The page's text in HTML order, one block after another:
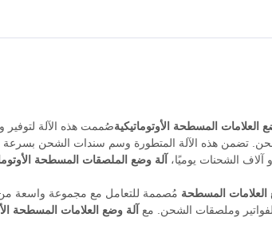
العلامات المسطحة الأوتوماتيكيةصُممت هذه الآلة
تضمن هذه الآلة المتطورة وسم سندات الشحن بسرعة
آلاف الشحنات يوميًا، آلة وضع الملصقات المسطحة
العلامات المسطحة مُصممة للتعامل مع مجموعة واسعة
وملصقات الشحن. مع آلة وضع العلامات المسطحة